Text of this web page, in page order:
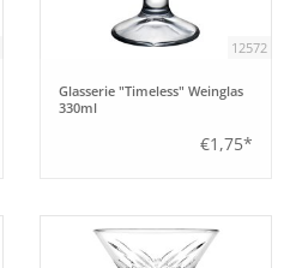
12572
Glasserie "Timeless" Weinglas
330ml
€1,75*